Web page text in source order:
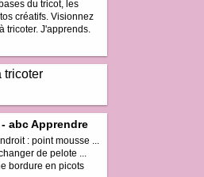
du tricot, les
créatifs. Visionnez
tricoter. J'apprends.
abc Apprendre
: point mousse ...
de pelote ...
bordure en picots